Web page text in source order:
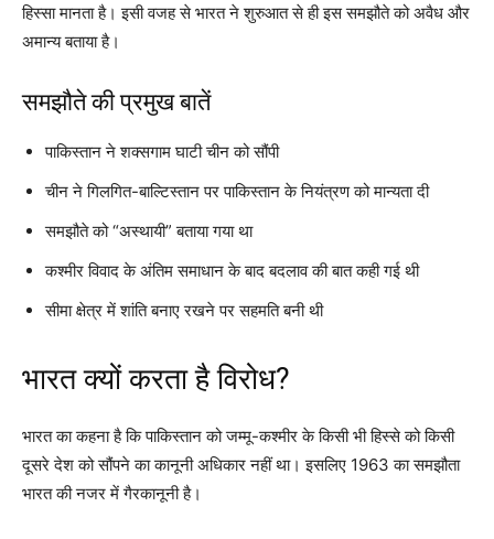
हिस्सा मानता है। इसी वजह से भारत ने शुरुआत से ही इस समझौते को अवैध और
अमान्य बताया है।
समझौते की प्रमुख बातें
पाकिस्तान ने शक्सगाम घाटी चीन को सौंपी
चीन ने गिलगित-बाल्टिस्तान पर पाकिस्तान के नियंत्रण को मान्यता दी
समझौते को “अस्थायी” बताया गया था
कश्मीर विवाद के अंतिम समाधान के बाद बदलाव की बात कही गई थी
सीमा क्षेत्र में शांति बनाए रखने पर सहमति बनी थी
भारत क्यों करता है विरोध?
भारत का कहना है कि पाकिस्तान को जम्मू-कश्मीर के किसी भी हिस्से को किसी
दूसरे देश को सौंपने का कानूनी अधिकार नहीं था। इसलिए 1963 का समझौता
भारत की नजर में गैरकानूनी है।